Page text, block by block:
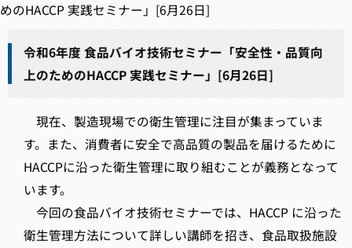
めのHACCP 実践セミナー」[6月26日]
令和6年度 食品バイオ技術セミナー「安全性・品質向
上のためのHACCP 実践セミナー」[6月26日]
現在、製造現場での衛生管理に注目が集まっていま
す。また、消費者に安全で高品質の製品を届けるために
HACCPに沿った衛生管理に取り組むことが義務となって
います。
今回の食品バイオ技術セミナーでは、HACCP に沿った
衛生管理方法について詳しい講師を招き、食品取扱施設